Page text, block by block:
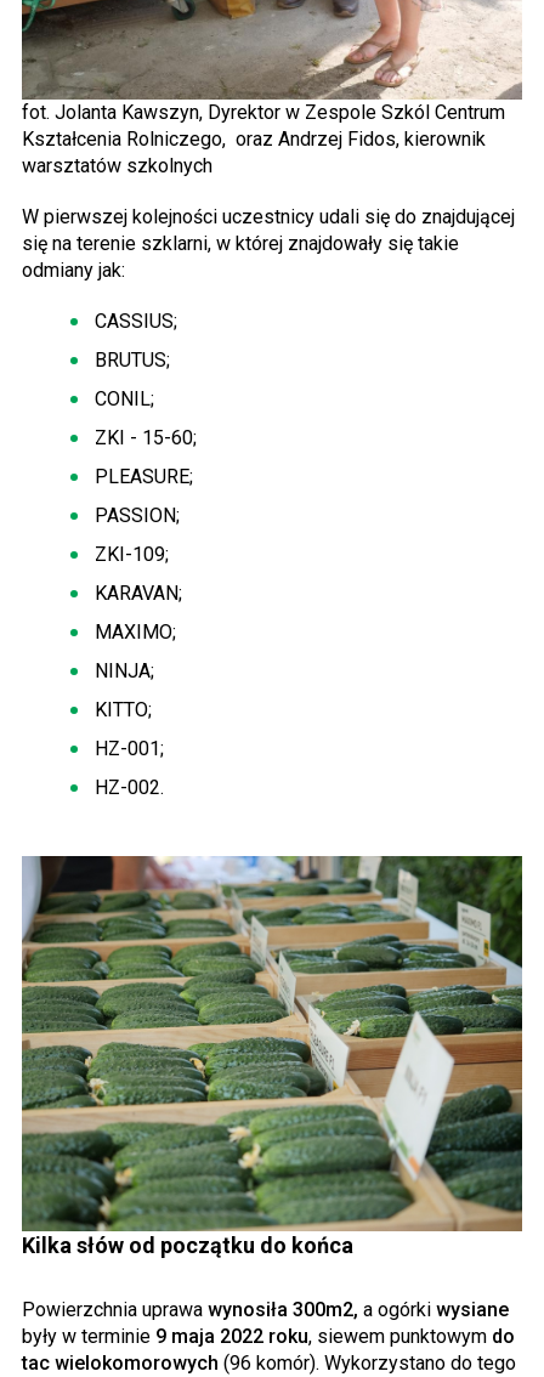
fot. Jolanta Kawszyn, Dyrektor w Zespole Szkól Centrum
Kształcenia Rolniczego, oraz Andrzej Fidos, kierownik
warsztatów szkolnych
W pierwszej kolejności uczestnicy udali się do znajdującej
się na terenie szklarni, w której znajdowały się takie
odmiany jak:
CASSIUS;
BRUTUS;
CONIL;
ZKI - 15-60;
PLEASURE;
PASSION;
ZKI-109;
KARAVAN;
MAXIMO;
NINJA;
KITTO;
HZ-001;
HZ-002.
Kilka słów od początku do końca
Powierzchnia uprawa wynosiła 300m2, a ogórki wysiane
były w terminie 9 maja 2022 roku, siewem punktowym do
tac wielokomorowych (96 komór). Wykorzystano do tego